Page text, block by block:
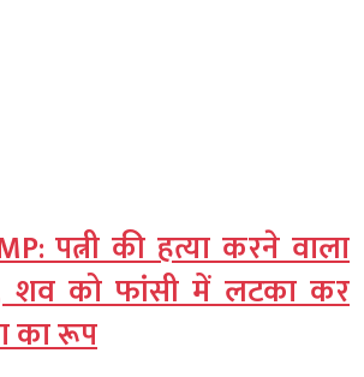
पत्नी की हत्या करने वाला
शव को फांसी में लटका कर
का रूप